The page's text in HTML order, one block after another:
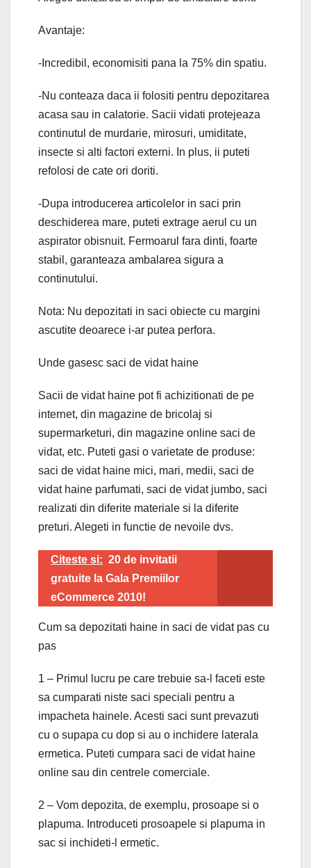
Avantaje:
-Incredibil, economisiti pana la 75% din spatiu.
-Nu conteaza daca ii folositi pentru depozitarea
acasa sau in calatorie. Sacii vidati protejeaza
continutul de murdarie, mirosuri, umiditate,
insecte si alti factori externi. In plus, ii puteti
refolosi de cate ori doriti.
-Dupa introducerea articolelor in saci prin
deschiderea mare, puteti extrage aerul cu un
aspirator obisnuit. Fermoarul fara dinti, foarte
stabil, garanteaza ambalarea sigura a
continutului.
Nota: Nu depozitati in saci obiecte cu margini
ascutite deoarece i-ar putea perfora.
Unde gasesc saci de vidat haine
Sacii de vidat haine pot fi achizitionati de pe
internet, din magazine de bricolaj si
supermarketuri, din magazine online saci de
vidat, etc. Puteti gasi o varietate de produse:
saci de vidat haine mici, mari, medii, saci de
vidat haine parfumati, saci de vidat jumbo, saci
realizati din diferite materiale si la diferite
preturi. Alegeti in functie de nevoile dvs.
Citeste si: 20 de invitatii
gratuite la Gala Premiilor
eCommerce 2010!
Cum sa depozitati haine in saci de vidat pas cu
pas
1 – Primul lucru pe care trebuie sa-l faceti este
sa cumparati niste saci speciali pentru a
impacheta hainele. Acesti saci sunt prevazuti
cu o supapa cu dop si au o inchidere laterala
ermetica. Puteti cumpara saci de vidat haine
online sau din centrele comerciale.
2 – Vom depozita, de exemplu, prosoape si o
plapuma. Introduceti prosoapele si plapuma in
sac si inchideti-l ermetic.